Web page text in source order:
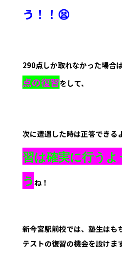
う！！😫
290点しか取れなかった場合
点の復習をして、
次に遭遇した時は正答できる
習は確実に行うよ
う ね！
新今宮駅前校では、塾生はも
テストの復習の機会を設けま